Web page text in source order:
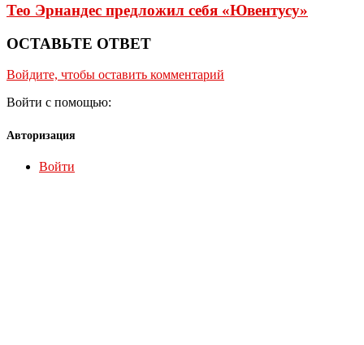
Тео Эрнандес предложил себя «Ювентусу»
ОСТАВЬТЕ ОТВЕТ
Войдите, чтобы оставить комментарий
Войти с помощью:
Авторизация
Войти